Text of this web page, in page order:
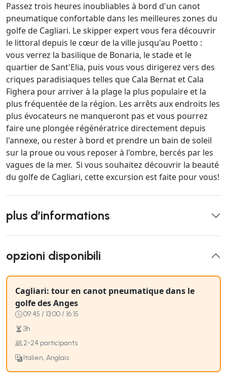
Passez trois heures inoubliables à bord d'un canot
pneumatique confortable dans les meilleures zones du
golfe de Cagliari. Le skipper expert vous fera découvrir
le littoral depuis le cœur de la ville jusqu'au Poetto :
vous verrez la basilique de Bonaria, le stade et le
quartier de Sant'Elia, puis vous vous dirigerez vers des
criques paradisiaques telles que Cala Bernat et Cala
Fighera pour arriver à la plage la plus populaire et la
plus fréquentée de la région. Les arrêts aux endroits les
plus évocateurs ne manqueront pas et vous pourrez
faire une plongée régénératrice directement depuis
l'annexe, ou rester à bord et prendre un bain de soleil
sur la proue ou vous reposer à l'ombre, bercés par les
vagues de la mer. Si vous souhaitez découvrir la beauté
du golfe de Cagliari, cette excursion est faite pour vous!
plus d’informations
opzioni disponibili
Cagliari: tour en canot pneumatique dans le
golfe des Anges
09:45 / 13:00 / 16:15
3h
2-24 participants
Italien, Anglais